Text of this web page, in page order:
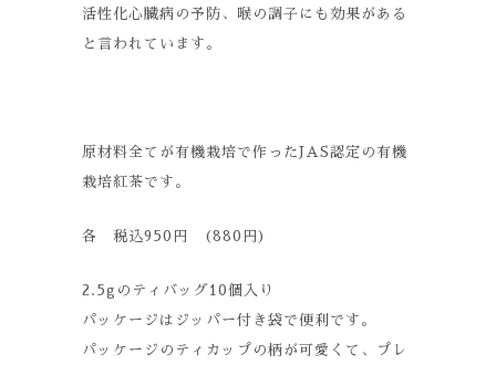
活性化心臓病の予防、喉の調子にも効果がある
と言われています。
原材料全てが有機栽培で作ったJAS認定の有機
栽培紅茶です。
各 税込950円 (880円)
2.5gのティバッグ10個入り
パッケージはジッパー付き袋で便利です。
パッケージのティカップの柄が可愛くて、プレ